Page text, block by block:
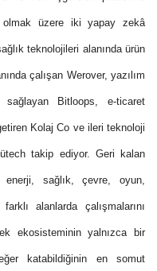
üzere iki yapay zekâ
teknolojileri alanında ürün
çalışan Werover, yazılım
Bitloops, e-ticaret
Kolaj Co ve ileri teknoloji
takip ediyor. Geri kalan
sağlık, çevre, oyun,
alanlarda çalışmalarını
ekosisteminin yalnızca bir
katabildiğinin en somut